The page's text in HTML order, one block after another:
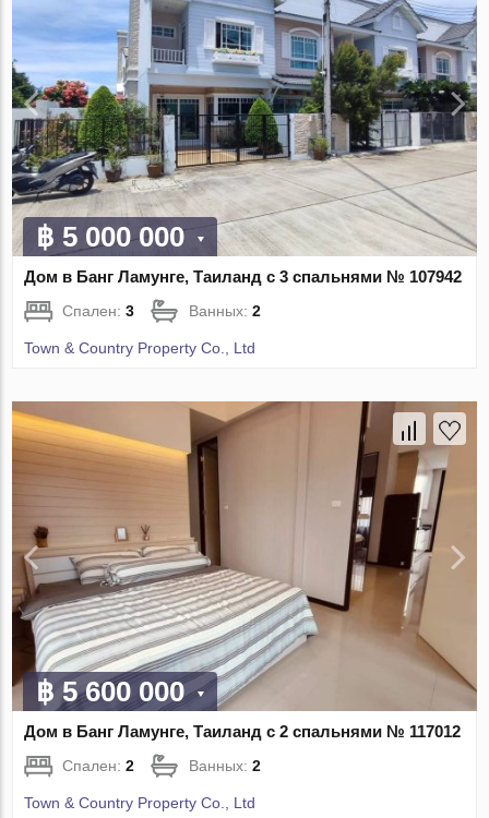
฿ 5 000 000
Дом в Банг Ламунге, Таиланд с 3 спальнями № 107942
Спален:3 Ванных:2
Town & Country Property Co., Ltd
฿ 5 600 000
Дом в Банг Ламунге, Таиланд с 2 спальнями № 117012
Спален:2 Ванных:2
Town & Country Property Co., Ltd